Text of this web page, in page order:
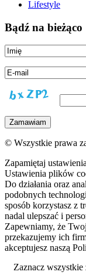
Lifestyle
Bądź na bieżąco
© Wszystkie prawa
Zapamiętaj ustawienia
Ustawienia plików
Do działania oraz
podobnych
sposób korzystasz z
nadal ulepszać i
Zapewniamy, że
przekazujemy ich
akceptujesz naszą
Zaznacz wszystkie